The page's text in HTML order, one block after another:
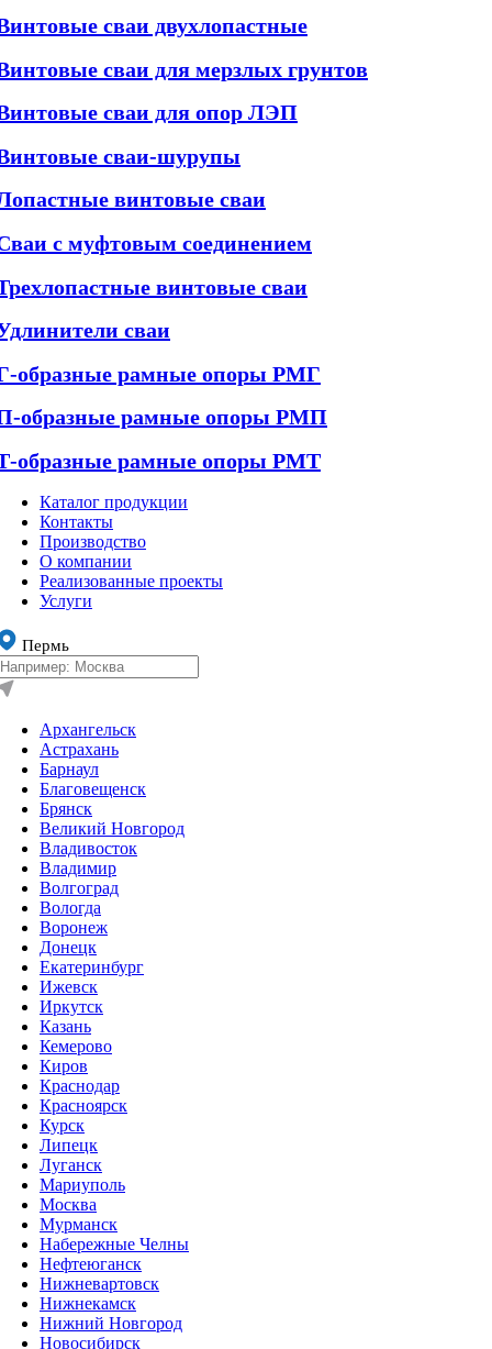
сваи двухлопастные
сваи для мерзлых грунтов
сваи для опор ЛЭП
сваи-шурупы
винтовые сваи
с муфтовым соединением
винтовые сваи
сваи
образные рамные опоры РМГ
образные рамные опоры РМП
образные рамные опоры РМТ
Каталог продукции
Контакты
Производство
О компании
Реализованные проекты
Услуги
Пермь
Архангельск
Астрахань
Барнаул
Благовещенск
Брянск
Великий Новгород
Владивосток
Владимир
Волгоград
Вологда
Воронеж
Донецк
Екатеринбург
Ижевск
Иркутск
Казань
Кемерово
Киров
Краснодар
Красноярск
Курск
Липецк
Луганск
Мариуполь
Москва
Мурманск
Набережные Челны
Нефтеюганск
Нижневартовск
Нижнекамск
Нижний Новгород
Новосибирск